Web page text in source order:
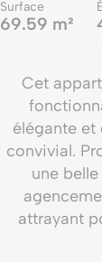
Surface
69.59 m²
Cet
élégante et
convivial.
une
attrayant